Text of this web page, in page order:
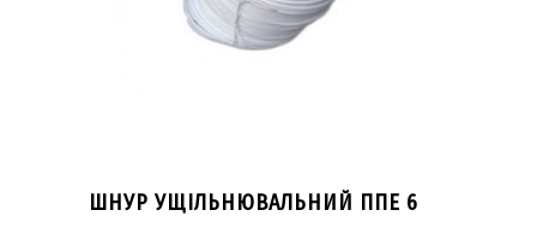
ШНУР УЩІЛЬНЮВАЛЬНИЙ ППЕ 6